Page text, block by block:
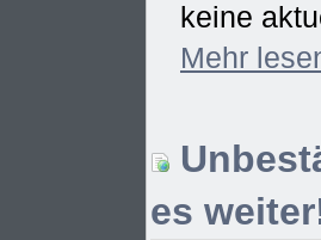
keine
Mehr
es